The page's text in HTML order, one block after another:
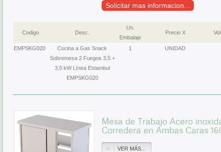
Solicitar mas informacion...
Codigo Desc.
Un.
Embalaje
Precio X
EMPSKG020
Cocina a Gas Snack
Sobremesa 2 Fuegos 3,5 +
3,5 kW Línea Estambul
EMPSKG020
1 UNIDAD
Mesa de Trabajo Acero
Corredera en Ambas Caras
VER MÁS...